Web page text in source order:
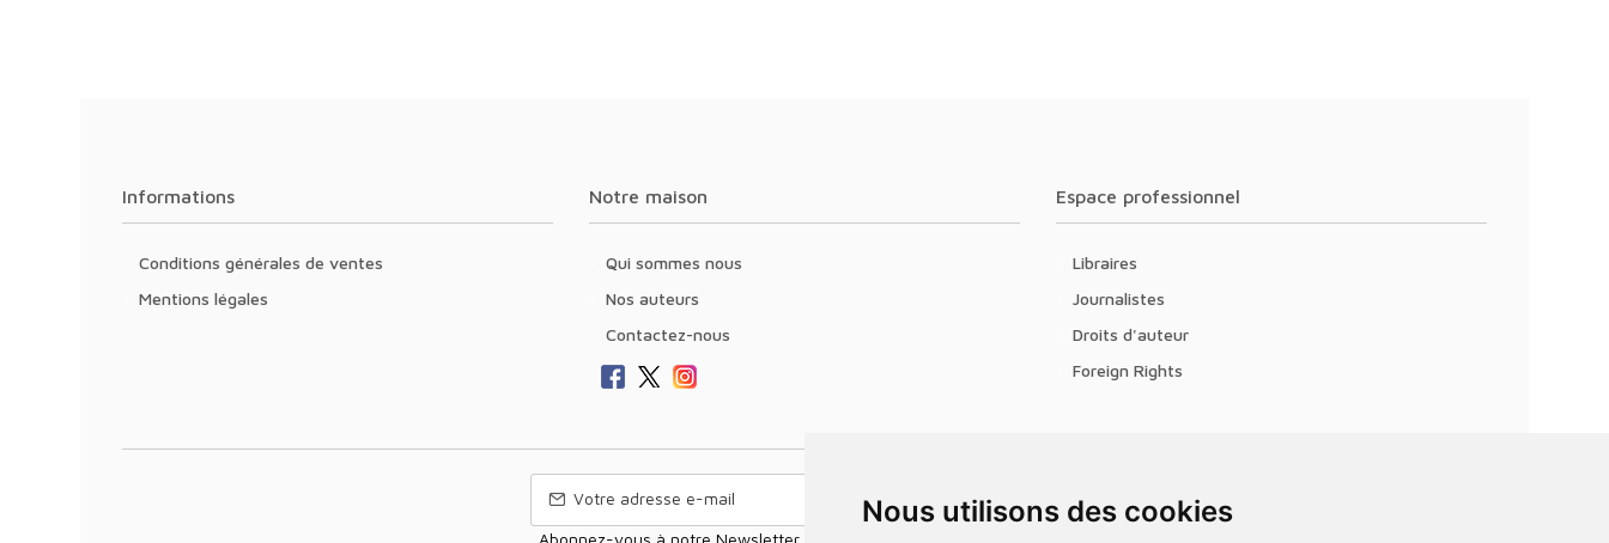
Nous utilisons des cookies
Informations
Conditions générales de ventes
Mentions légales
Notre maison
Qui sommes nous
Nos auteurs
Contactez-nous
Espace professionnel
Libraires
Journalistes
Droits d'auteur
Foreign Rights
Abonnez-vous à notre Newsletter pour recevoir nos nouvelles offres,